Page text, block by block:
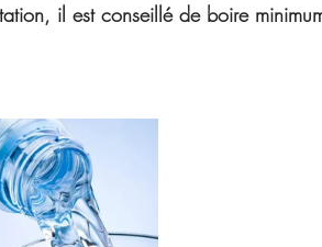
il est conseillé de boire